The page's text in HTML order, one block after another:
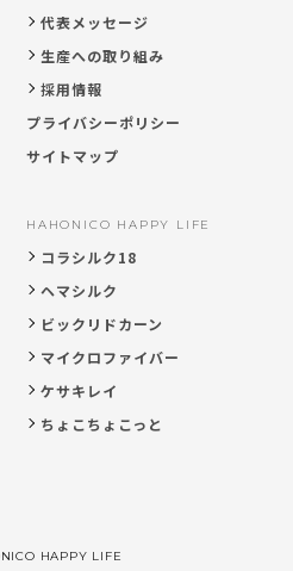
HAHONICO HAPPY LIFE
コラシルク18
ヘマシルク
ビックリドカーン
マイクロファイバー
ケサキレイ
ちょこちょこっと
代表メッセージ
生産への取り組み
採用情報
プライバシーポリシー
サイトマップ
HAPPY LIFE